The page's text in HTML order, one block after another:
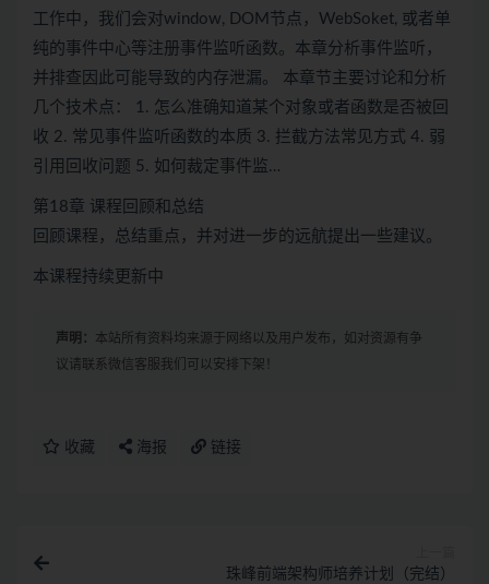
工作中，我们会对window, DOM节点，WebSoket, 或者单
纯的事件中心等注册事件监听函数。本章分析事件监听，
并排查因此可能导致的内存泄漏。 本章节主要讨论和分析
几个技术点： 1. 怎么准确知道某个对象或者函数是否被回
收 2. 常见事件监听函数的本质 3. 拦截方法常见方式 4. 弱
引用回收问题 5. 如何裁定事件监…
第18章 课程回顾和总结
回顾课程，总结重点，并对进一步的远航提出一些建议。
本课程持续更新中
声明： 本站所有资料均来源于网络以及用户发布，如对资源有争
议请联系微信客服我们可以安排下架！
收藏 海报 链接
珠峰前端架构师培养计划（完结）